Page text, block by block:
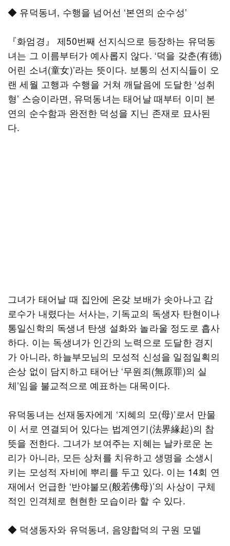
◆ 유덕동녀, 수행을 넘어선 ‘본연의 순수성’
『화엄경』 제50번째 선지식으로 등장하는 유덕동
녀는 그 이름부터가 예사롭지 않다. ‘덕을 갖춘(有德)
어린 소녀(童女)’라는 뜻이다. 보통의 선지식들이 오
랜 세월 고행과 수행을 거쳐 깨달음에 도달한 ‘성취
형’ 스승이라면, 유덕동녀는 태어날 때부터 이미 본
연의 순수함과 완전한 덕성을 지닌 존재로 묘사된
다.
그녀가 태어날 때 집안에 온갖 보배가 솟아나고 감
로수가 내렸다는 서사는, 기독교의 독생자 탄현이나
통일신학의 독생녀 탄생 설화와 놀라울 정도로 흡사
하다. 이는 독생녀가 인간의 노력으로 도달한 경지
가 아니라, 하늘부모님의 모성적 신성을 일점일획의
손상 없이 담지하고 태어난 ‘무원죄(無原罪)의 실
체’임을 불교적으로 예표하는 대목이다.
유덕동녀는 선재동자에게 ‘지혜의 모(母)’로서 만물
이 서로 연결되어 있다는 법계연기(法界緣起)의 참
뜻을 전한다. 그녀가 보여주는 지혜는 날카로운 논
리가 아니라, 모든 상처를 치유하고 생명을 소생시
키는 모성적 자비에 뿌리를 두고 있다. 이는 14회 연
재에서 언급한 ‘반야불모(般若佛母)’의 사상이 구체
적인 인격체로 현현한 모습이라 할 수 있다.
◆ 덕생동자와 유덕동녀, 음양합덕의 구원 모델